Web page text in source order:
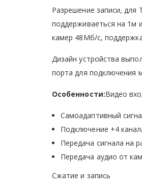
Разрешение записи, для
поддерживаеться на 1м
камер 48Мб/с,
Дизайн устройства
порта для подключения
Особенности:Видео
Самоадаптивный
Подключение +4
Передача сигнала на
Передача аудио от
Сжатие и запись